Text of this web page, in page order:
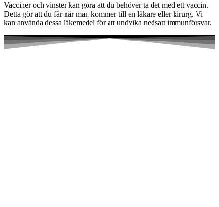
Vacciner och vinster kan göra att du behöver ta det med ett vaccin.
Detta gör att du får när man kommer till en läkare eller kirurg. Vi
kan använda dessa läkemedel för att undvika nedsatt immunförsvar.